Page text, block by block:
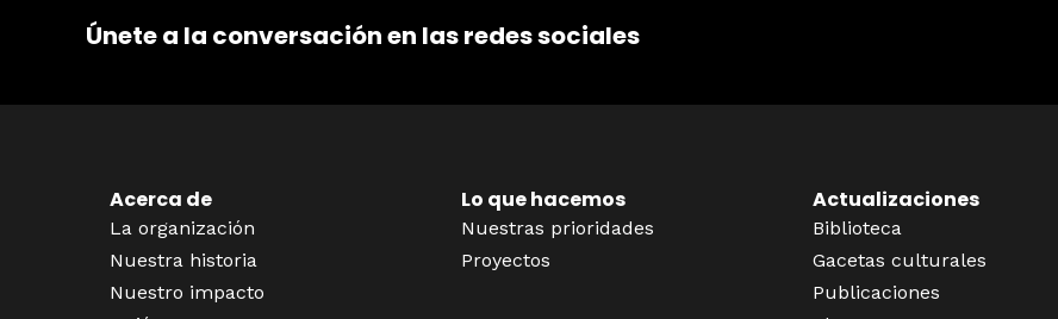
Únete a la conversación en las redes sociales
Acerca de
La organización
Nuestra historia
Nuestro impacto
Lo que hacemos
Nuestras prioridades
Proyectos
Actualizaciones
Biblioteca
Gacetas culturales
Publicaciones